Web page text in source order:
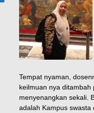
Tempat nyaman,
keilmuan nya ditambah
menyenangkan sekali.
adalah Kampus swasta